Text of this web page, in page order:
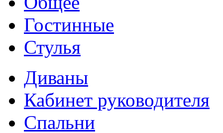
Гостинные
Стулья
Диваны
Кабинет руководителя
Спальни